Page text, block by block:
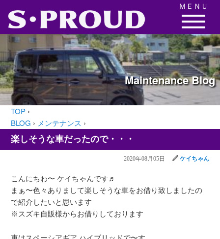
MaintenanceBlog
TOP ›
BLOG › メンテナンス ›
楽しそうな車だったので・・・
2020年08月05日 ケイちゃん
こんにちわ〜 ケイちゃんです♬
まぁ〜色々ありまして楽しそうな車をお借り致しましたの
で紹介したいと思います
※スズキ自販様からお借りしております
ＭＥＮＵ